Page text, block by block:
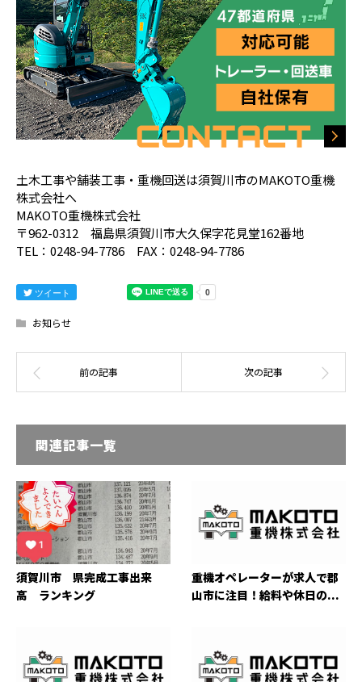
土木工事や舗装工事・重機回送は須賀川市のMAKOTO重機
株式会社へ
MAKOTO重機株式会社
〒962-0312 福島県須賀川市大久保字花見堂162番地
TEL：0248-94-7786 FAX：0248-94-7786
ツイート
お知らせ
関連記事一覧
須賀川市 県完成工事出来
高 ランキング
重機オペレーターが求人で郡
山市に注目！給料や休日の...